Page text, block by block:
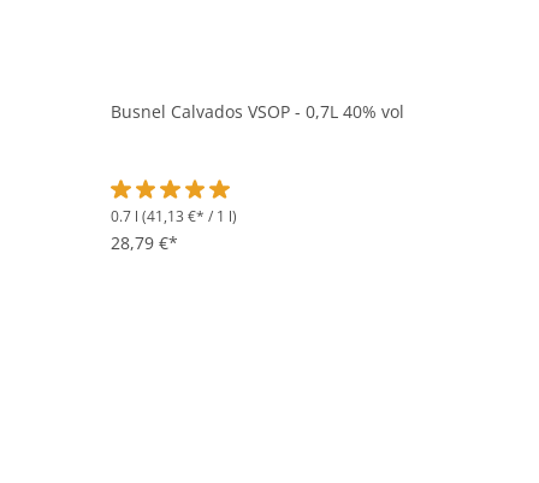
Busnel Calvados VSOP - 0,7L 40% vol
Durchschnittliche Bewertung von 5 von 5 Sternen
0.7 l (41,13 €* / 1 l)
28,79 €*